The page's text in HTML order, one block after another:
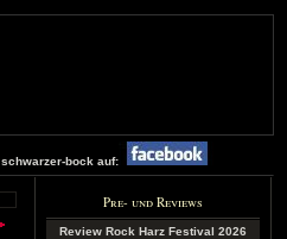
schwarzer-bock auf:
Pre- und Reviews
Review Rock Harz Festival 2026